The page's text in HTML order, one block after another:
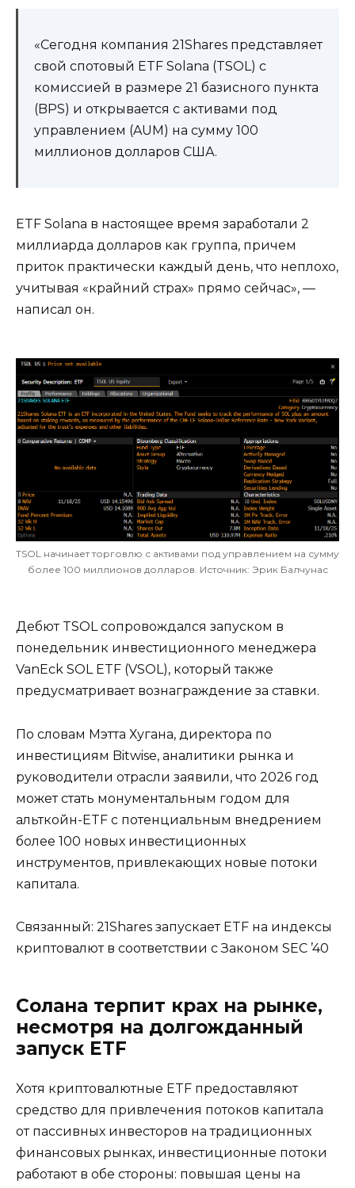
«Сегодня компания 21Shares представляет
свой спотовый ETF Solana (TSOL) с
комиссией в размере 21 базисного пункта
(BPS) и открывается с активами под
управлением (AUM) на сумму 100
миллионов долларов США.
ETF Solana в настоящее время заработали 2
миллиарда долларов как группа, причем
приток практически каждый день, что неплохо,
учитывая «крайний страх» прямо сейчас», —
написал он.
TSOL начинает торговлю с активами под управлением на сумму
более 100 миллионов долларов. Источник: Эрик Балчунас
Дебют TSOL сопровождался запуском в
понедельник инвестиционного менеджера
VanEck SOL ETF (VSOL), который также
предусматривает вознаграждение за ставки.
По словам Мэтта Хугана, директора по
инвестициям Bitwise, аналитики рынка и
руководители отрасли заявили, что 2026 год
может стать монументальным годом для
альткойн-ETF с потенциальным внедрением
более 100 новых инвестиционных
инструментов, привлекающих новые потоки
капитала.
Связанный: 21Shares запускает ETF на индексы
криптовалют в соответствии с Законом SEC ’40
Солана терпит крах на рынке,
несмотря на долгожданный
запуск ETF
Хотя криптовалютные ETF предоставляют
средство для привлечения потоков капитала
от пассивных инвесторов на традиционных
финансовых рынках, инвестиционные потоки
работают в обе стороны: повышая цены на